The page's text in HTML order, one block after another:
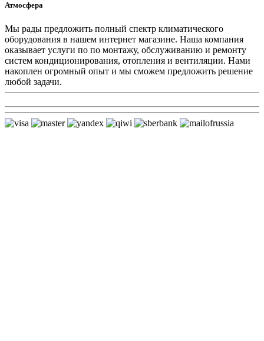
Атмосфера
Мы рады предложить полный спектр климатического
оборудования в нашем интернет магазине. Наша компания
оказывает услуги по по монтажу, обслуживанию и ремонту
систем кондиционирования, отопления и вентиляции. Нами
накоплен огромный опыт и мы сможем предложить решение
любой задачи.